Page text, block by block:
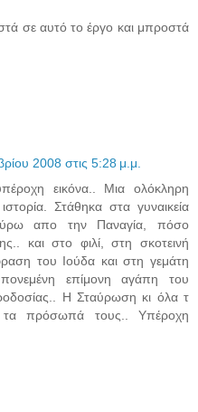
σε αυτό το έργο και μπροστά
2008 στις 5:28 μ.μ.
εικόνα.. Μια ολόκληρη
Στάθηκα στα γυναικεία
απο την Παναγία, πόσο
και στο φιλί, στη σκοτεινή
του Ιούδα και στη γεμάτη
επίμονη αγάπη του
Η Σταύρωση κι όλα τ
τα πρόσωπά τους.. Υπέροχη